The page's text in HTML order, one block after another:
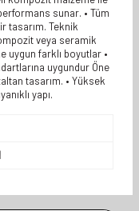
sunar. • Tüm
tasarım. Teknik
veya seramik
uygun farklı boyutlar •
uygundur Öne
tasarım. • Yüksek
yapı.